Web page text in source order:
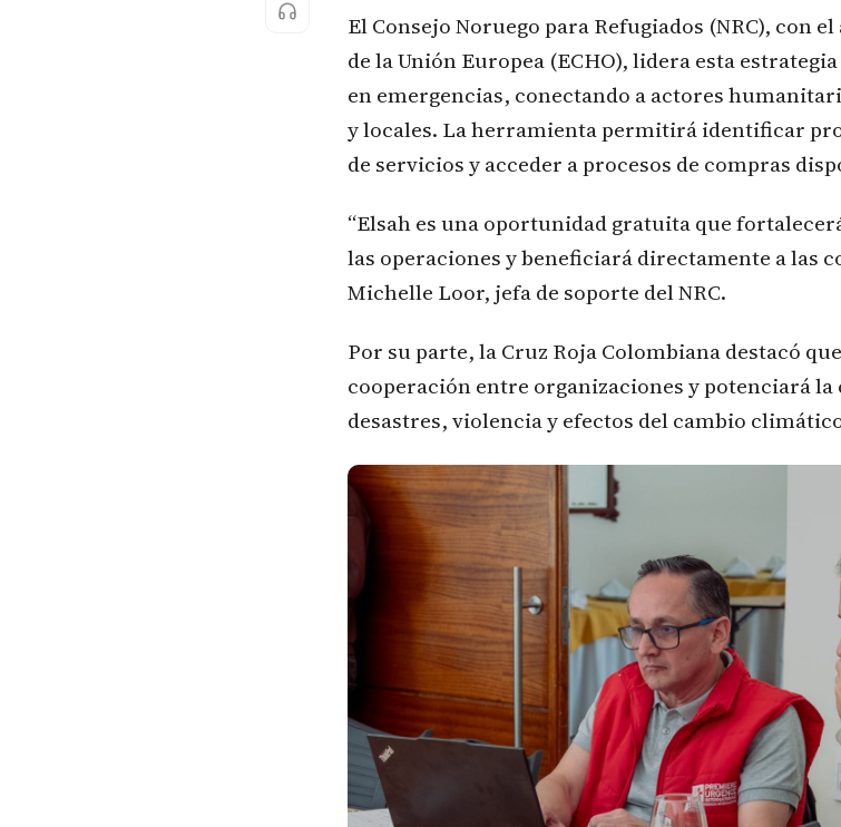
El Consejo Noruego para Refugiados (NRC), con
de la Unión Europea (ECHO), lidera esta
en emergencias, conectando a actores
y locales. La herramienta permitirá identificar
de servicios y acceder a procesos de compras
“Elsah es una oportunidad gratuita que
las operaciones y beneficiará directamente a las
Michelle Loor, jefa de soporte del NRC.
Por su parte, la Cruz Roja Colombiana destacó
cooperación entre organizaciones y potenciará la
desastres, violencia y efectos del cambio